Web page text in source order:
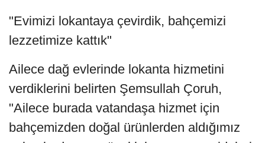
"Evimizi lokantaya çevirdik, bahçemizi
lezzetimize kattık"
Ailece dağ evlerinde lokanta hizmetini
verdiklerini belirten Şemsullah Çoruh,
"Ailece burada vatandaşa hizmet için
bahçemizden doğal ürünlerden aldığımız